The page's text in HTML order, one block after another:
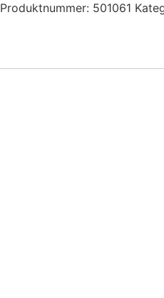
Produktnummer: 501061